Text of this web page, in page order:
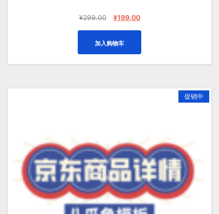
¥299.00
原
¥299.00。
¥199.00当
为：
¥199.00。
加入购物车
促销中